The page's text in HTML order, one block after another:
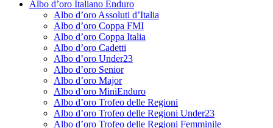
Albo d’oro Italiano Enduro
Albo d’oro Assoluti d’Italia
Albo d’oro Coppa FMI
Albo d’oro Coppa Italia
Albo d’oro Cadetti
Albo d’oro Under23
Albo d’oro Senior
Albo d’oro Major
Albo d’oro MiniEnduro
Albo d’oro Trofeo delle Regioni
Albo d’oro Trofeo delle Regioni Under23
Albo d’oro Trofeo delle Regioni Femminile